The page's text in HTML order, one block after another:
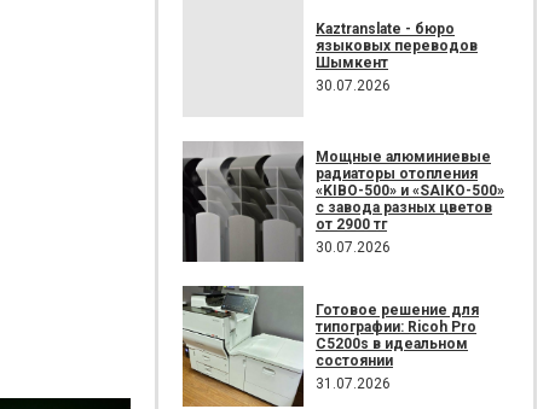
Kaztranslate - бюро
языковых переводов
Шымкент
30.07.2026
Мощные алюминиевые
радиаторы отопления
«KIBO-500» и «SAIKO-500»
с завода разных цветов
от 2900 тг
30.07.2026
Готовое решение для
типографии: Ricoh Pro
C5200s в идеальном
состоянии
31.07.2026